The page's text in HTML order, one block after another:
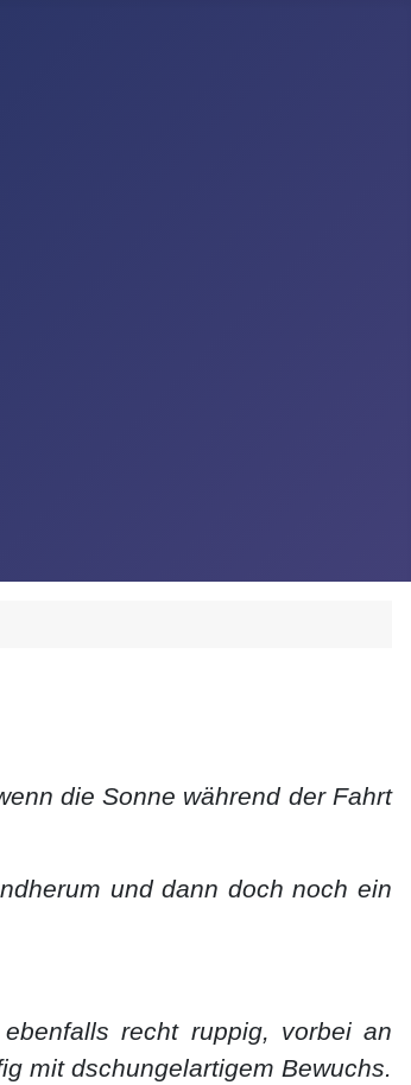
die Sonne während der Fahrt
und dann doch noch ein
recht ruppig, vorbei an
mit dschungelartigem Bewuchs.